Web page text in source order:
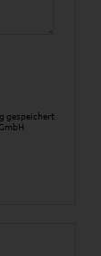
gespeichert